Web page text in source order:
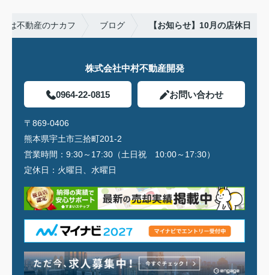
は不動産のナカフ ブログ 【お知らせ】10月の店休日
株式会社中村不動産開発
0964-22-0815 お問い合わせ
〒869-0406
熊本県宇土市三拾町201-2
営業時間： 9:30～17:30（土日祝 10:00～17:30）
定休日： 火曜日、水曜日